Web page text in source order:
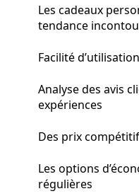
Les cadeaux
tendance
Facilité
Analyse des avis
expériences
Des prix
Les options
régulières